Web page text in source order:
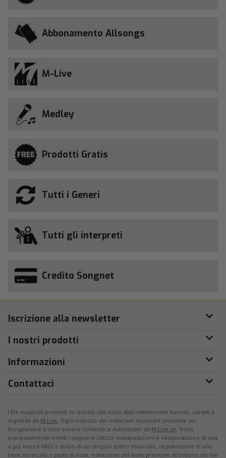
Abbonamento Allsongs
M-Live
Medley
Prodotti Gratis
Tutti i Generi
Tutti gli interpreti
Credito Songnet
Iscrizione alla newsletter
I nostri prodotti
Informazioni
Contattaci
I file musicali presenti su questo sito sono stati interamente suonati, cantati e
registrati da M-Live. Ogni riutilizzo del materiale musicale presente su
Songservice.it deve essere richiesto e autorizzato da M-Live srl . Sono
espressamente vietati i seguenti utilizzi: estrapolazioni e rielaborazione di una
o più tracce MIDI o audio di un singolo brano musicale, registrazione di una
base musicale o parte di essa, estrazione del testo presente all'interno dei file